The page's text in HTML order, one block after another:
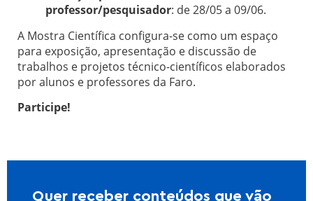
professor/pesquisador: de 28/05 a 09/06.
A Mostra Científica configura-se como um espaço
para exposição, apresentação e discussão de
trabalhos e projetos técnico-científicos elaborados
por alunos e professores da Faro.
Participe!
Quer receber conteúdos que vão